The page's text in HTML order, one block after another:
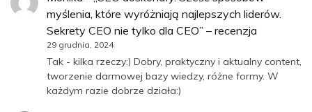
myślenia, które wyróżniają najlepszych liderów.
Sekrety CEO nie tylko dla CEO” – recenzja
29 grudnia, 2024
Tak - kilka rzeczy:) Dobry, praktyczny i aktualny content,
tworzenie darmowej bazy wiedzy, różne formy. W
każdym razie dobrze działa:)